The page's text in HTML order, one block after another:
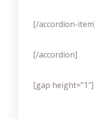
[/accordion-
[/accordion]
[gap height=”1″]